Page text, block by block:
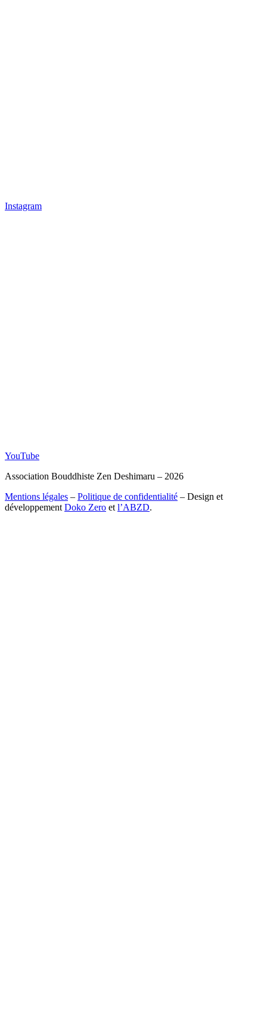
Instagram
YouTube
Association Bouddhiste Zen Deshimaru – 2026
Mentions légales – Politique de confidentialité – Design et
développement Doko Zero et l’ABZD.